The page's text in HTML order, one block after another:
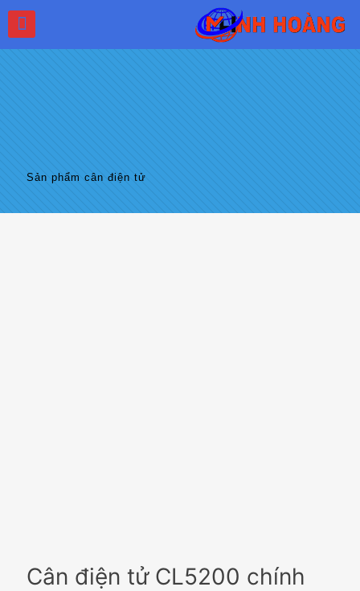
Sản phẩm cân điện tử
Cân điện tử CL5200 chính